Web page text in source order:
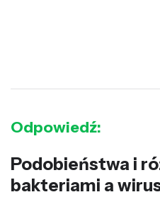
Odpowiedź:
Podobieństwa i
bakteriami a